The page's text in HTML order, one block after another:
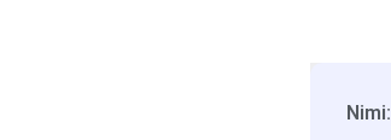
Nimi: